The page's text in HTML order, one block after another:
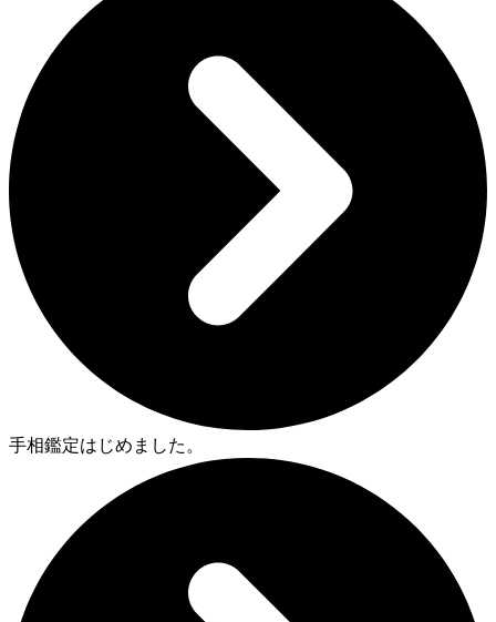
手相鑑定はじめました。